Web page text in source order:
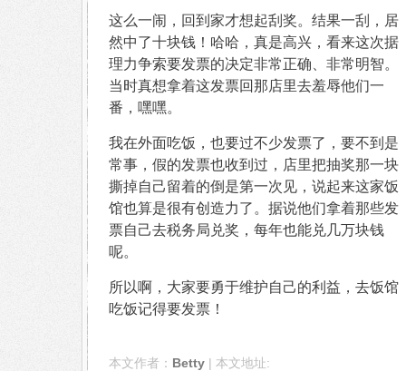
这么一闹，回到家才想起刮奖。结果一刮，居
然中了十块钱！哈哈，真是高兴，看来这次据
理力争索要发票的决定非常正确、非常明智。
当时真想拿着这发票回那店里去羞辱他们一
番，嘿嘿。
我在外面吃饭，也要过不少发票了，要不到是
常事，假的发票也收到过，店里把抽奖那一块
撕掉自己留着的倒是第一次见，说起来这家饭
馆也算是很有创造力了。据说他们拿着那些发
票自己去税务局兑奖，每年也能兑几万块钱
呢。
所以啊，大家要勇于维护自己的利益，去饭馆
吃饭记得要发票！
本文作者： Betty | 本文地址: